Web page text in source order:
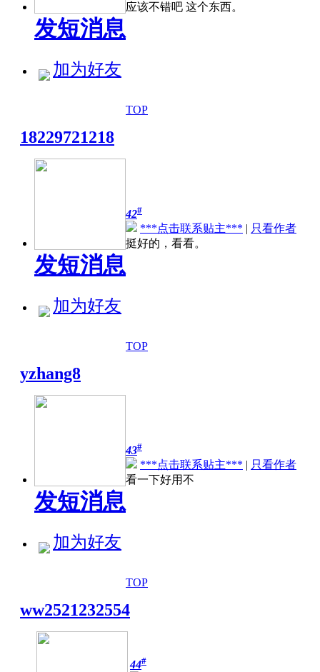
发短消息
加为好友
应该不错吧 这个东西。
TOP
18229721218
发短消息
加为好友
42#
***点击联系贴主*** | 只看作者
挺好的，看看。
TOP
yzhang8
发短消息
加为好友
43#
***点击联系贴主*** | 只看作者
看一下好用不
TOP
ww2521232554
44#